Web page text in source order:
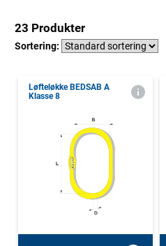
23 Produkter
Sortering:
Løfteløkke BEDSAB A
Klasse 8